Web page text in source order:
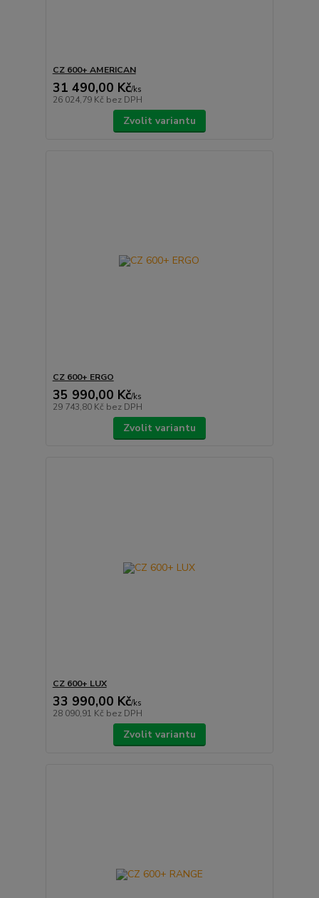
CZ 600+ AMERICAN
31 490,00 Kč/ks
26 024,79 Kč bez DPH
Zvolit variantu
CZ 600+ ERGO
35 990,00 Kč/ks
29 743,80 Kč bez DPH
Zvolit variantu
CZ 600+ LUX
33 990,00 Kč/ks
28 090,91 Kč bez DPH
Zvolit variantu